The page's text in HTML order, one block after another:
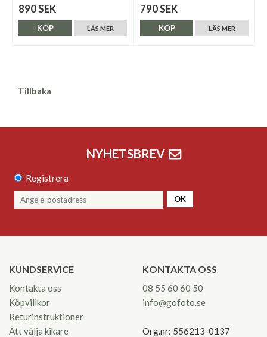
890 SEK
LÄS MER
KÖP
790 SEK
LÄS MER
KÖP
Tillbaka
NYHETSBREV
Registrera
OK
KUNDSERVICE
Kontakta oss
Köpvillkor
Returinstruktioner
Att välja kikare
KONTAKTA OSS
08 55 60 60 50
info@gofoto.se
Org.nr: 556213-0137